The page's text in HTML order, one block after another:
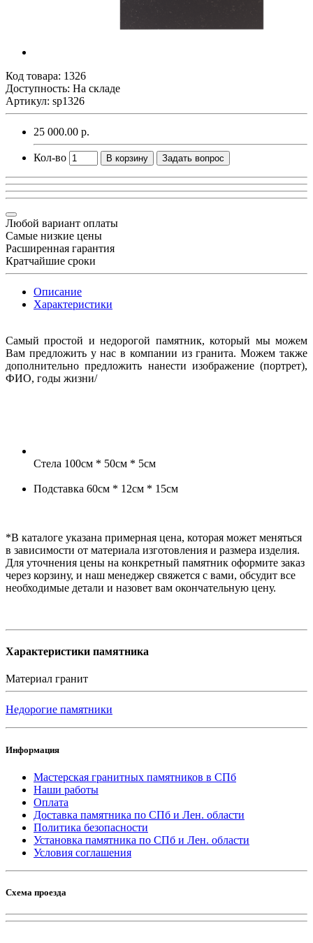
Код товара: 1326
Доступность: На складе
Артикул: sp1326
25 000.00 р.
Кол-во В корзину Задать вопрос
Любой вариант оплаты
Самые низкие цены
Расширенная гарантия
Кратчайшие сроки
Описание
Характеристики
Самый простой и недорогой памятник, который мы можем
Вам предложить у нас в компании из гранита. Можем также
дополнительно предложить нанести изображение (портрет),
ФИО, годы жизни/
Стела 100см * 50см * 5см
Подставка 60см * 12см * 15см
*В каталоге указана примерная цена, которая может меняться
в зависимости от материала изготовления и размера изделия.
Для уточнения цены на конкретный памятник оформите заказ
через корзину, и наш менеджер свяжется с вами, обсудит все
необходимые детали и назовет вам окончательную цену.
Характеристики памятника
Материал гранит
Недорогие памятники
Информация
Мастерская гранитных памятников в СПб
Наши работы
Оплата
Доставка памятника по СПб и Лен. области
Политика безопасности
Установка памятника по СПб и Лен. области
Условия соглашения
Схема проезда